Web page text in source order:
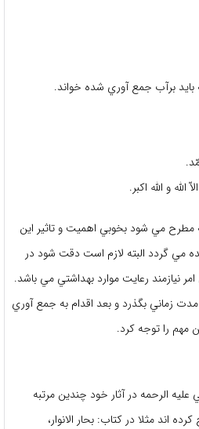
بايد برآب جمع آوري شده خواند.
مطرح مي شود بخوبي اهميت و تاثير اين
مي گردد البته لازم است دقت شود در
نيازمند رعايت موارد بهداشتي مي باشد.
زماني بگذرد و بعد اقدام به جمع آوري
مهم را توجه كرد.
الرحمه در آثار خود چندين مرتبه
اند مثلا در كتاب: بحار الانوار،